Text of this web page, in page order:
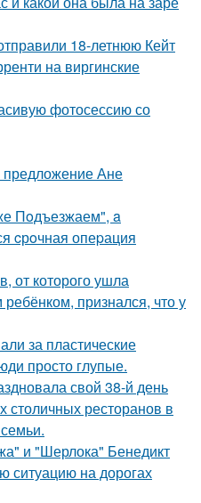
18-летнюю Кейт
на виргинские
фотосессию со
предложение Ане
Пoдъезжаем", a
cрoчная опеpация
от которого ушла
признался, что у
за пластические
просто глупые.
свой 38-й день
ресторанов в
и "Шерлока" Бенедикт
ситуацию на дорогах